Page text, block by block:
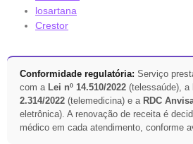
losartana
Crestor
Conformidade regulatória: Serviço
com a Lei nº 14.510/2022 (telessaúde), a
2.314/2022 (telemedicina) e a RDC
eletrônica). A renovação de receita é
médico em cada atendimento, conforme